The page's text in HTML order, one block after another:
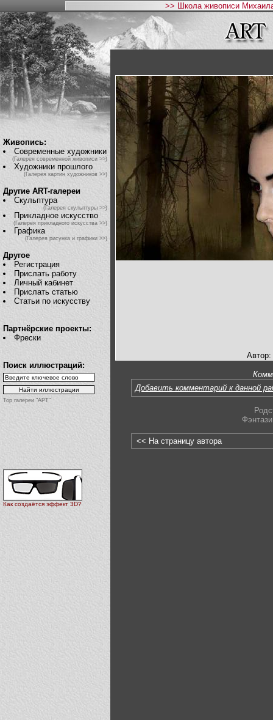
>> Школа живописи
Живопись:
Современные художники
(Галерея современной живописи >>)
Художники прошлого
(Галерея картин художников >>)
Другие ART-галереи
Скульптура
(Галерея скульптуры >>)
Прикладное искусство
(Галерея прикладного искусства >>)
Графика
(Галерея рисунка и графики >>)
Другое
Регистрация
Прислать работу
Личный кабинет
Прислать статью
Статьи по искусству
Партнёрские проекты:
Фрески
Поиск иллюстраций:
Top галереи "АРТ"
Как создаётся эффект 3D?
Автор:
Добавить комментарий к данной
Фэнтази
<< На страницу автора